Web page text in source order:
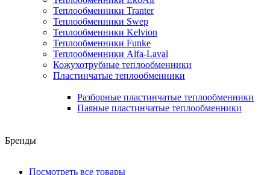
Теплообменники Tranter
Теплообменники Swep
Теплообменники Kelvion
Теплообменники Funke
Теплообменники Alfa-Laval
Кожухотрубные теплообменники
Пластинчатые теплообменники
Разборные пластинчатые теплообменники
Паяные пластинчатые теплообменники
Бренды
Посмотреть все товары